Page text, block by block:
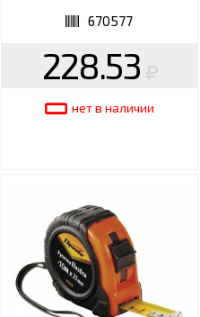
670577
228.53
нет в наличии